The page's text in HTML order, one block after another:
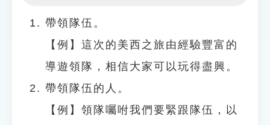
帶領隊伍。
【例】這次的美西之旅由經驗豐富的
導遊領隊，相信大家可以玩得盡興。
帶領隊伍的人。
【例】領隊囑咐我們要緊跟隊伍，以